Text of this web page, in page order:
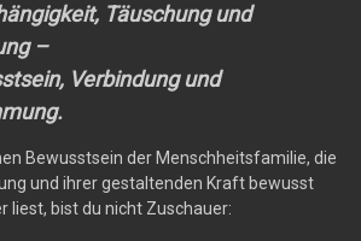
Täuschung und
–
Verbindung und
Bewusstsein der Menschheitsfamilie, die
und ihrer gestaltenden Kraft bewusst
liest, bist du nicht Zuschauer: